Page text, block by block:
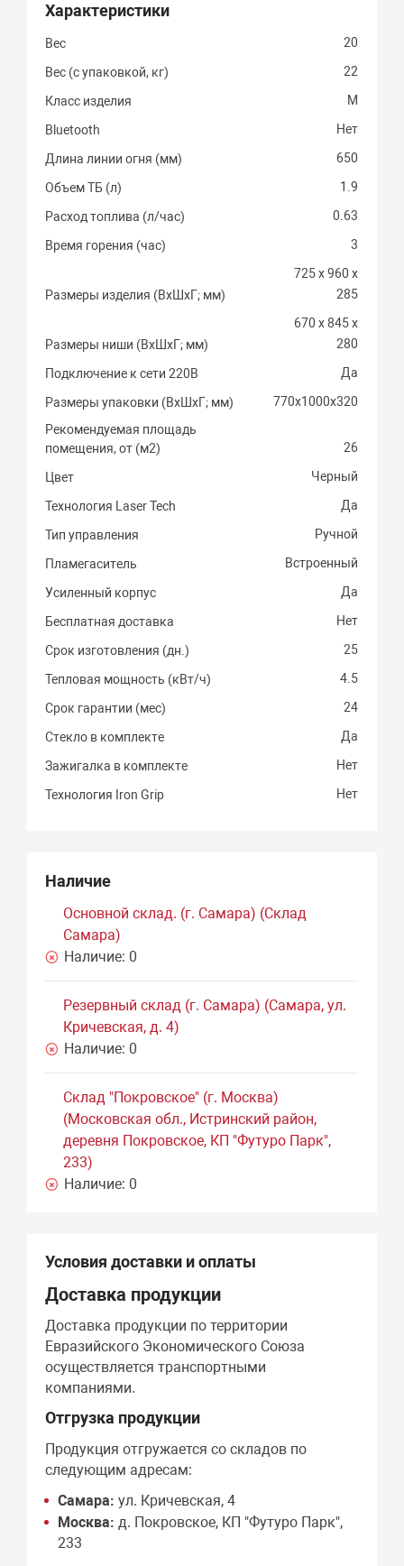
Характеристики
Вес 20
Вес (с упаковкой, кг) 22
Класс изделия M
Bluetooth Нет
Длина линии огня (мм) 650
Объем ТБ (л) 1.9
Расход топлива (л/час) 0.63
Время горения (час) 3
Размеры изделия (ВхШхГ; мм)
725 х 960 х
285
Размеры ниши (ВхШхГ; мм)
670 х 845 х
280
Подключение к сети 220В Да
Размеры упаковки (ВхШхГ; мм)
770х1000х320
Рекомендуемая площадь
помещения, от (м2)
26
Цвет Черный
Технология Laser Tech Да
Тип управления Ручной
Пламегаситель Встроенный
Усиленный корпус Да
Бесплатная доставка Нет
Срок изготовления (дн.) 25
Тепловая мощность (кВт/ч) 4.5
Срок гарантии (мес) 24
Стекло в комплекте Да
Зажигалка в комплекте Нет
Технология Iron Grip Нет
Наличие
Основной склад. (г. Самара) (Склад
Самара)
Наличие: 0
Резервный склад (г. Самара) (Самара, ул.
Кричевская, д. 4)
Наличие: 0
Склад "Покровское" (г. Москва)
(Московская обл., Истринский район,
деревня Покровское, КП "Футуро Парк",
233)
Наличие: 0
Условия доставки и оплаты
Доставка продукции
Доставка продукции по территории
Евразийского Экономического Союза
осуществляется транспортными
компаниями.
Отгрузка продукции
Продукция отгружается со складов по
следующим адресам:
Самара: ул. Кричевская, 4
Москва: д. Покровское, КП "Футуро Парк",
233